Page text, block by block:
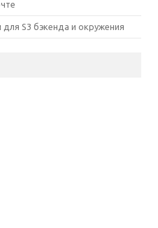
S3 бэкенда и окружения